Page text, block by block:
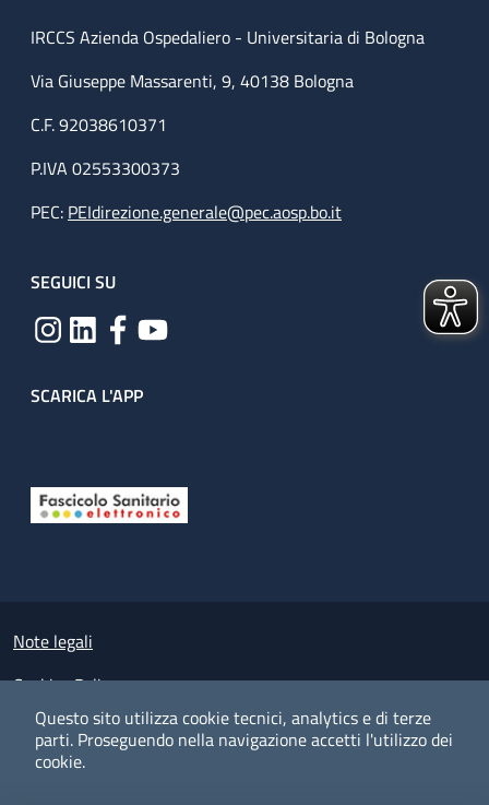
Questo sito utilizza cookie tecnici, analytics e di terze
parti. Proseguendo nella navigazione accetti l'utilizzo dei
cookie.
IRCCS Azienda Ospedaliero - Universitaria di Bologna
Via Giuseppe Massarenti, 9, 40138 Bologna
C.F. 92038610371
P.IVA 02553300373
PEC: PEIdirezione.generale@pec.aosp.bo.it
SEGUICI SU
SCARICA L'APP
Small prints
Note legali
Cookies Policy
Policy privacy e protezione del dato personale
Albo pretorio on-line